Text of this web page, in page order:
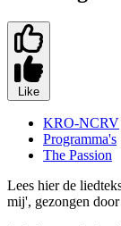
Like
KRO-NCRV
Programma's
The Passion
Lees hier de
mij', gezongen